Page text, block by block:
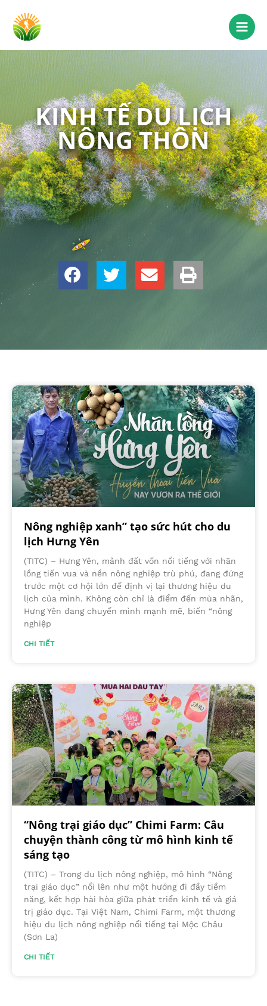
KINH TẾ DU LỊCH
NÔNG THÔN
Nông nghiệp xanh” tạo sức hút cho du
lịch Hưng Yên
(TITC) – Hưng Yên, mảnh đất vốn nổi tiếng với nhãn
lồng tiến vua và nền nông nghiệp trù phú, đang đứng
trước một cơ hội lớn để định vị lại thương hiệu du
lịch của mình. Không còn chỉ là điểm đến mùa nhãn,
Hưng Yên đang chuyển mình mạnh mẽ, biến “nông
nghiệp
CHI TIẾT
“Nông trại giáo dục” Chimi Farm: Câu
chuyện thành công từ mô hình kinh tế
sáng tạo
(TITC) – Trong du lịch nông nghiệp, mô hình “Nông
trại giáo dục” nổi lên như một hướng đi đầy tiềm
năng, kết hợp hài hòa giữa phát triển kinh tế và giá
trị giáo dục. Tại Việt Nam, Chimi Farm, một thương
hiệu du lịch nông nghiệp nổi tiếng tại Mộc Châu
(Sơn La)
CHI TIẾT